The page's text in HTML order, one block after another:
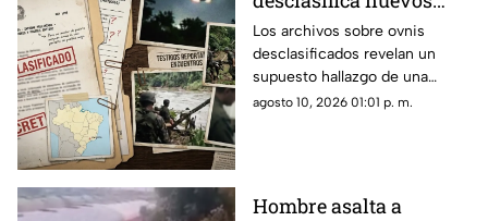
archivos sobre OVNIS:
¿Encontraron el cuerpo
de un extraterrestre en
Brasil?
Los archivos sobre ovnis
desclasificados revelan un
supuesto hallazgo de una
esfera metálica en Brasil.
agosto 10, 2026 01:01 p. m.
Hombre asalta a